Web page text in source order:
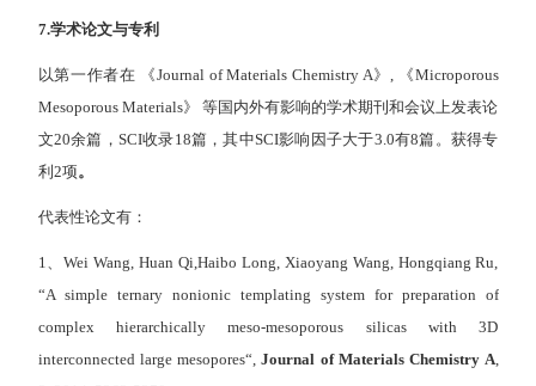
7.学术论文与专利
以第一作者在 《Journal of Materials Chemistry A》, 《Microporous
Mesoporous Materials》 等国内外有影响的学术期刊和会议上发表论
文20余篇，SCI收录18篇，其中SCI影响因子大于3.0有8篇。获得专
利2项。
代表性论文有：
1、Wei Wang, Huan Qi,Haibo Long, Xiaoyang Wang, Hongqiang Ru,
“A simple ternary nonionic templating system for preparation of
complex hierarchically meso-mesoporous silicas with 3D
interconnected large mesopores“,Journal of Materials Chemistry A,